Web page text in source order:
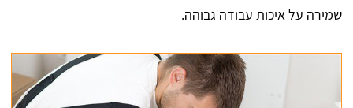
שמירה על איכות עבודה גבוהה.